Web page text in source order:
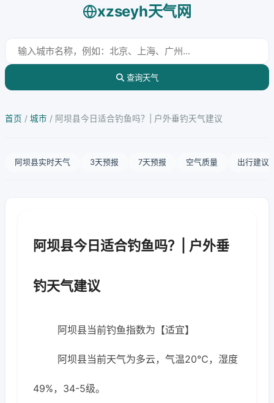
xzseyh天气网
查询天气
首页 / 城市 / 阿坝县今日适合钓鱼吗？| 户外垂钓天气建议
阿坝县实时天气 3天预报 7天预报 空气质量 出行建议
阿坝县今日适合钓鱼吗？| 户外垂
钓天气建议
阿坝县当前钓鱼指数为【适宜】
阿坝县当前天气为多云，气温20℃，湿度
49%，34-5级。